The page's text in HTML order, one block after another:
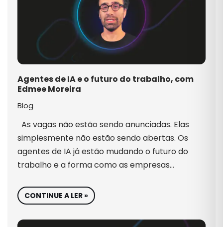
Agentes de IA e o futuro do trabalho, com
Edmee Moreira
Blog
As vagas não estão sendo anunciadas. Elas
simplesmente não estão sendo abertas. Os
agentes de IA já estão mudando o futuro do
trabalho e a forma como as empresas…
CONTINUE A LER »